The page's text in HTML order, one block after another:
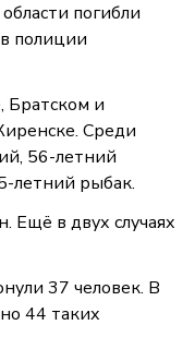
погибли
полиции
Братском и
Среди
56-летний
летний рыбак.
Ещё в двух случаях
37 человек. В
44 таких